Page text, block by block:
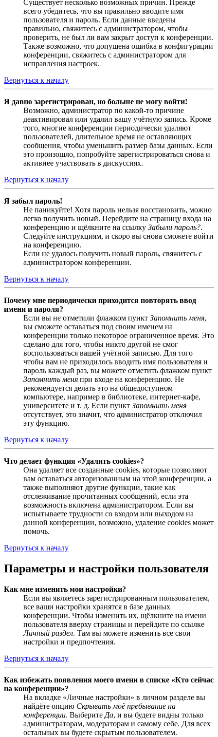
Существует несколько возможных причин. Прежде
всего убедитесь, что вы правильно вводите имя
пользователя и пароль. Если данные введены
правильно, свяжитесь с администратором, чтобы
проверить, не был ли вам закрыт доступ к конференции.
Также возможно, что допущена ошибка в конфигурации
конференции, свяжитесь с администратором для
исправления настроек.
Вернуться к началу
Я давно зарегистрирован, но больше не могу войти!
Возможно, администратор по какой-то причине
деактивировал или удалил вашу учётную запись. Кроме
того, многие конференции периодически удаляют
пользователей, длительное время не оставляющих
сообщения, чтобы уменьшить размер базы данных. Если
это произошло, попробуйте зарегистрироваться снова и
активнее участвовать в дискуссиях.
Вернуться к началу
Я забыл пароль!
Не паникуйте! Хотя пароль нельзя восстановить, можно
легко получить новый. Перейдите на страницу входа на
конференцию и щёлкните на ссылку Забыли пароль?.
Следуйте инструкциям, и скоро вы снова сможете войти
на конференцию.
Если не удалось получить новый пароль, свяжитесь с
администратором конференции.
Вернуться к началу
Почему мне периодически приходится повторять ввод
имени и пароля?
Если вы не отметили флажком пункт Запомнить меня,
вы сможете оставаться под своим именем на
конференции только некоторое ограниченное время. Это
сделано для того, чтобы никто другой не смог
воспользоваться вашей учётной записью. Для того
чтобы вам не приходилось вводить имя пользователя и
пароль каждый раз, вы можете отметить флажком пункт
Запомнить меня при входе на конференцию. Не
рекомендуется делать это на общедоступном
компьютере, например в библиотеке, интернет-кафе,
университете и т. д. Если пункт Запомнить меня
отсутствует, это значит, что администратор отключил
эту функцию.
Вернуться к началу
Что делает функция «Удалить cookies»?
Она удаляет все созданные cookies, которые позволяют
вам оставаться авторизованным на этой конференции, а
также выполняют другие функции, такие как
отслеживание прочитанных сообщений, если эта
возможность включена администратором. Если вы
испытываете трудности со входом или выходом на
данной конференции, возможно, удаление cookies может
помочь.
Вернуться к началу
Параметры и настройки пользователя
Как мне изменить мои настройки?
Если вы являетесь зарегистрированным пользователем,
все ваши настройки хранятся в базе данных
конференции. Чтобы изменить их, щёлкните на имени
пользователя вверху страницы и перейдите по ссылке
Личный раздел. Там вы можете изменить все свои
настройки и предпочтения.
Вернуться к началу
Как избежать появления моего имени в списке «Кто сейчас
на конференции»?
На вкладке «Личные настройки» в личном разделе вы
найдёте опцию Скрывать моё пребывание на
конференции. Выберите Да, и вы будете видны только
администраторам, модераторам и самому себе. Для всех
остальных вы будете скрытым пользователем.